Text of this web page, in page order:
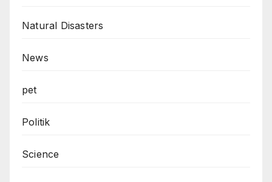
Natural Disasters
News
pet
Politik
Science